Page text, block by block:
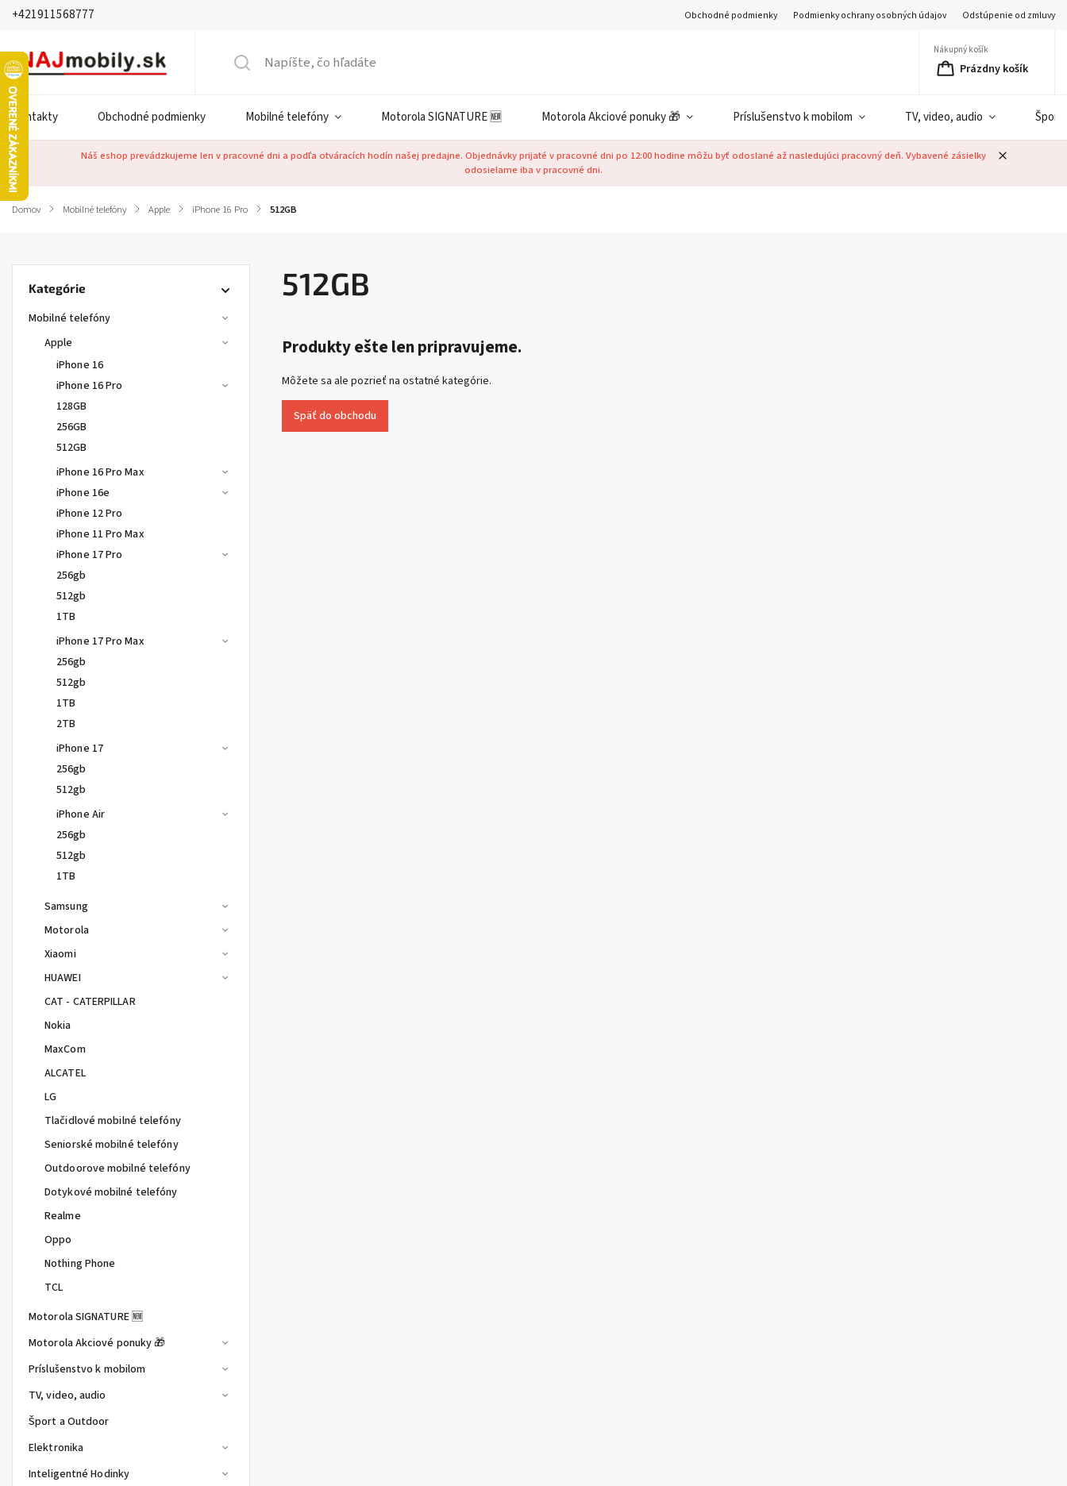
+421911568777 Obchodné podmienky Podmienky ochrany osobných údajov Odstúpenie od zmluvy
Nákupný košík
Prázdny košík
Kontakty Obchodné podmienky Mobilné telefóny Motorola SIGNATURE 🆕 Motorola Akciové ponuky 🎁 Príslušenstvo k mobilom TV, video, audio Šport
Náš eshop prevádzkujeme len v pracovné dni a podľa otváracích hodín našej predajne. Objednávky prijaté v pracovné dni po 12:00 hodine môžu byť odoslané až nasledujúci pracovný deň. Vybavené zásielky
odosielame iba v pracovné dni.
Domov / Mobilné telefóny / Apple / iPhone 16 Pro / 512GB
Kategórie
Mobilné telefóny
Apple
iPhone 16
iPhone 16 Pro
128GB
256GB
512GB
iPhone 16 Pro Max
iPhone 16e
iPhone 12 Pro
iPhone 11 Pro Max
iPhone 17 Pro
256gb
512gb
1TB
iPhone 17 Pro Max
256gb
512gb
1TB
2TB
iPhone 17
256gb
512gb
iPhone Air
256gb
512gb
1TB
Samsung
Motorola
Xiaomi
HUAWEI
CAT - CATERPILLAR
Nokia
MaxCom
ALCATEL
LG
Tlačidlové mobilné telefóny
Seniorské mobilné telefóny
Outdoorove mobilné telefóny
Dotykové mobilné telefóny
Realme
Oppo
Nothing Phone
TCL
Motorola SIGNATURE 🆕
Motorola Akciové ponuky 🎁
Príslušenstvo k mobilom
TV, video, audio
Šport a Outdoor
Elektronika
Inteligentné Hodinky
512GB
Produkty ešte len pripravujeme.
Môžete sa ale pozrieť na ostatné kategórie.
Späť do obchodu